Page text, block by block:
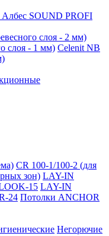
Албес SOUND PROFI
слоя - 2 мм)
слоя - 1 мм) Celenit NB
CR 100-1/100-2 (для
зон) LAY-IN
15 LAY-IN
24 Потолки ANCHOR
Негорючие